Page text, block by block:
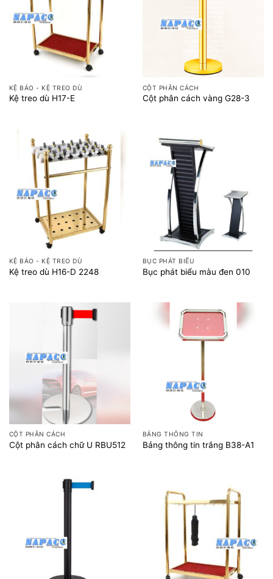
KỆ BÁO - KỆ TREO DÙ
Kệ treo dù H17-E
CỘT PHÂN CÁCH
Cột phân cách vàng G28-3
KỆ BÁO - KỆ TREO DÙ
Kệ treo dù H16-D 2248
BỤC PHÁT BIỂU
Bục phát biểu màu đen 010
CỘT PHÂN CÁCH
Cột phân cách chữ U RBU512
BẢNG THÔNG TIN
Bảng thông tin trắng B38-A1